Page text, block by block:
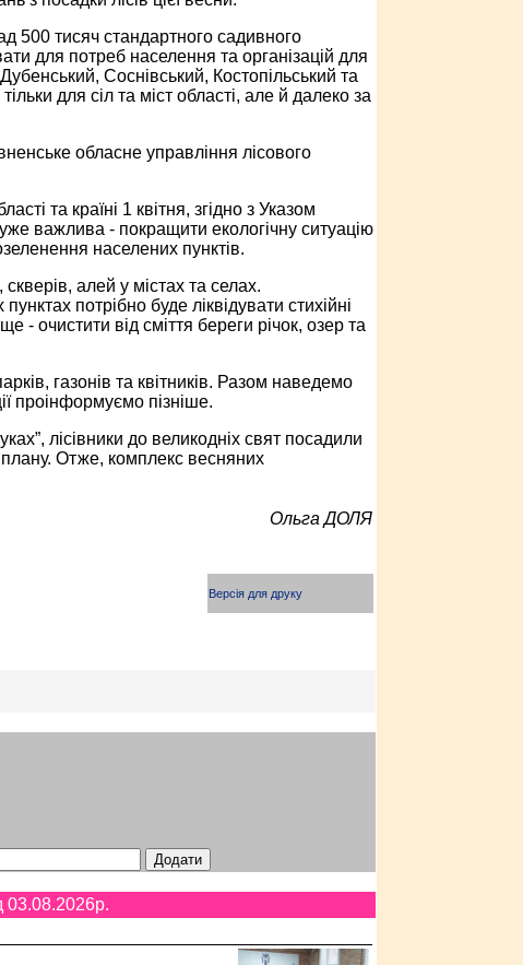
500 тисяч стандартного садивного
для потреб населення та організацій для
Соснівський, Костопільський та
для сіл та міст області, але й далеко за
обласне управління лісового
та країні 1 квітня, згідно з Указом
важлива - покращити екологічну ситуацію
населених пунктів.
алей у містах та селах.
потрібно буде ліквідувати стихійні
- очистити від сміття береги річок, озер та
газонів та квітників. Разом наведемо
проінформуємо пізніше.
лісівники до великодніх свят посадили
плану. Отже, комплекс весняних
Ольга ДОЛЯ
Версія для друку
03.08.2026p.